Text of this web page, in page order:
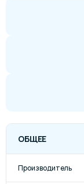
ОБЩЕЕ
Производитель